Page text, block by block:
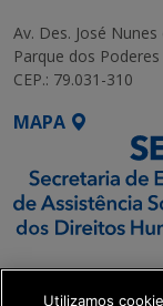
Av. Des. José
Parque dos
CEP.: 79.031-310
MAPA
SETDIG |
Executiva de
Utilizamos